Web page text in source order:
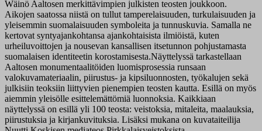
Wäinö Aaltosen merkittävimpien julkisten teosten joukkoon.
Aikojen saatossa niistä on tullut tamperelaisuuden, turkulaisuuden ja
yleisemmin suomalaisuuden symboleita ja tunnuskuvia. Samalla ne
kertovat syntyajankohtansa ajankohtaisista ilmiöistä, kuten
urheiluvoittojen ja nousevan kansallisen itsetunnon pohjustamasta
suomalaisen identiteetin korostamisesta.Näyttelyssä tarkastellaan
Aaltosen monumentaalitöiden luomisprosessia runsaan
valokuvamateriaalin, piirustus- ja kipsiluonnosten, työkalujen sekä
julkisiin teoksiin liittyvien pienempien teosten kautta. Esillä on myös
aiemmin yleisölle esittelemättömiä luonnoksia. Kaikkiaan
näyttelyssä on esillä yli 100 teosta: veistoksia, mitaleita, maalauksia,
piirustuksia ja kirjankuvituksia. Lisäksi mukana on kuvataiteilija